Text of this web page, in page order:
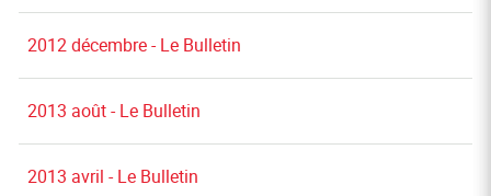
2012 décembre - Le Bulletin
2013 août - Le Bulletin
2013 avril - Le Bulletin